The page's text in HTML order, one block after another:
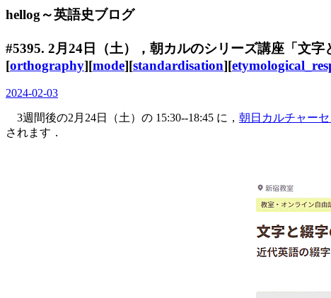
hellog～英語史ブログ
#5395. 2月24日（土），朝カルのシリーズ講座「文
[orthography][mode][standardisation][
2024-02-03
3週間後の2月24日（土）の 15:30--18:45 に， 朝日カルチャー
されます．